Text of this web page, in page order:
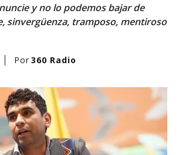
y no lo podemos bajar de
sinvergüenza, tramposo, mentiroso
Por 360 Radio